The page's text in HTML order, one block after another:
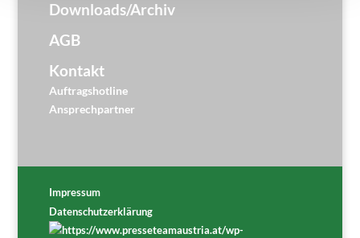
Downloads/Archiv
AGB
Kontakt
Auftragshotline
Ansprechpartner
Impressum
Datenschutzerklärung